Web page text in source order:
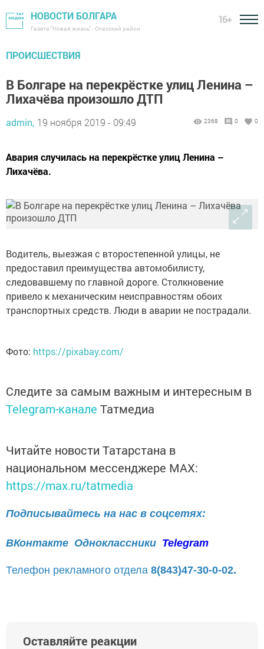
НОВОСТИ БОЛГАРА
Газета "Новая жизнь" - Спасский район
16+
ПРОИСШЕСТВИЯ
В Болгаре на перекрёстке улиц Ленина –
Лихачёва произошло ДТП
admin, 19 ноября 2019 - 09:49 2368 0 0
Авария случилась на перекрёстке улиц Ленина –
Лихачёва.
Водитель, выезжая с второстепенной улицы, не
предоставил преимущества автомобилисту,
следовавшему по главной дороге. Столкновение
привело к механическим неисправностям обоих
транспортных средств. Люди в аварии не пострадали.
Фото: https://pixabay.com/
Следите за самым важным и интересным в
Telegram-канале Татмедиа
Читайте новости Татарстана в
национальном мессенджере MАХ:
https://max.ru/tatmedia
Подписывайтесь на нас в соцсетях:
ВКонтакте Одноклассники Telegram
Телефон рекламного отдела 8(843)47-30-0-02.
Оставляйте реакции